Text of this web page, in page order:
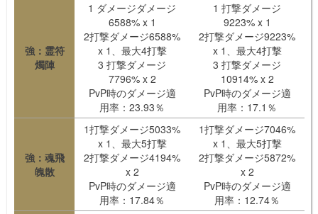
強：霊符
燭陣
1 ダメージダメージ
6588% x 1
2打撃ダメージ6588%
x 1、最大4打撃
3 打撃ダメージ
7796% x 2
PvP時のダメージ適
用率：23.93％
1 打撃ダメージ
9223% x 1
2打撃ダメージ9223%
x 1、最大4打撃
3 打撃ダメージ
10914% x 2
PvP時のダメージ適
用率：17.1％
強：魂飛
魄散
1打撃ダメージ5033%
x 1、最大5打撃
2打撃ダメージ4194%
x 2
PvP時のダメージ適
用率：17.84％
1打撃ダメージ7046%
x 1、最大5打撃
2打撃ダメージ5872%
x 2
PvP時のダメージ適
用率：12.74％